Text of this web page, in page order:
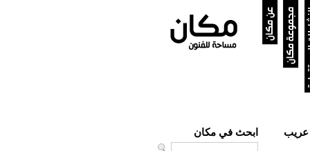
عن مكان مجموعة مكان
حَلم به من بعيد وخيال صاحبه قد مضى (٢٠١١) عريب
ابحث في مكان